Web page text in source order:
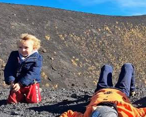
VIAGGI IN SICILIA
[ 17 Settembre 2023 ] Vendemmia
DIDATTICHE
[ 19 Gennaio 2023 ] Visitare la
VIAGGI IN SICILIA
[ 20 Marzo 2022 ] Cosa fare in
VIAGGI IN SICILIA